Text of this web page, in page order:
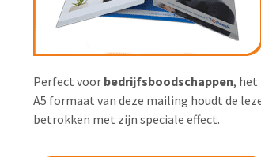
Perfect voor bedrijfsboodschappen, het
A5 formaat van deze mailing houdt de
betrokken met zijn speciale effect.